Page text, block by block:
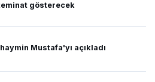
gösterecek
Mustafa'yı açıkladı